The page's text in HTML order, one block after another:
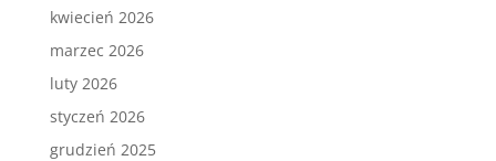
kwiecień 2026
marzec 2026
luty 2026
styczeń 2026
grudzień 2025